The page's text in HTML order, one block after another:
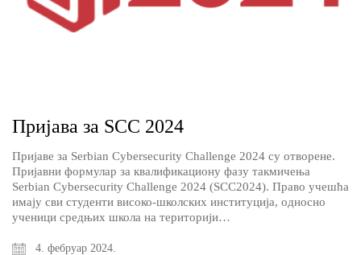
Пријава за SCC 2024
Пријаве за Serbian Cybersecurity Challenge 2024 су отворене.
Пријавни формулар за квалификациону фазу такмичења
Serbian Cybersecurity Challenge 2024 (SCC2024). Право учешћа
имају сви студенти високо-школских институција, односно
ученици средњих школа на територији…
4. фебруар 2024.